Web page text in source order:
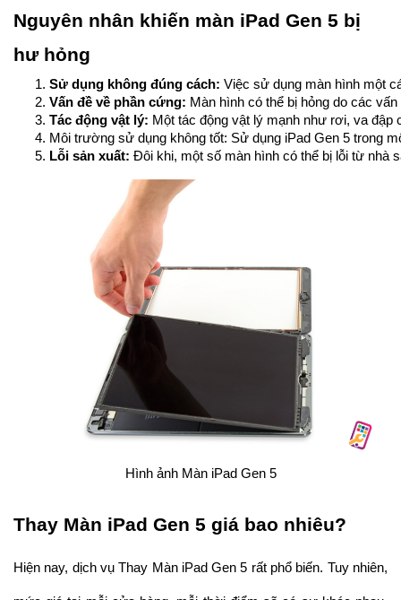
Nguyên nhân khiến màn iPad Gen 5 bị
hư hỏng
Sử dụng không đúng cách: Việc sử dụng màn hình một
Vấn đề về phần cứng: Màn hình có thể bị hỏng do các
Tác động vật lý: Một tác động vật lý mạnh như rơi, va đập
Môi trường sử dụng không tốt: Sử dụng iPad Gen 5 trong
Lỗi sản xuất: Đôi khi, một số màn hình có thể bị lỗi từ nhà
Hình ảnh Màn iPad Gen 5
Thay Màn iPad Gen 5 giá bao nhiêu?
Hiện nay, dịch vụ Thay Màn iPad Gen 5 rất phổ biến. Tuy nhiên,